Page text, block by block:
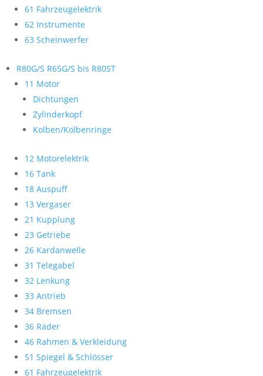
61 Fahrzeugelektrik
62 Instrumente
63 Scheinwerfer
R80G/S R65G/S bis R80ST
11 Motor
Dichtungen
Zylinderkopf
Kolben/Kolbenringe
12 Motorelektrik
16 Tank
18 Auspuff
13 Vergaser
21 Kupplung
23 Getriebe
26 Kardanwelle
31 Telegabel
32 Lenkung
33 Antrieb
34 Bremsen
36 Räder
46 Rahmen & Verkleidung
51 Spiegel & Schlösser
61 Fahrzeugelektrik